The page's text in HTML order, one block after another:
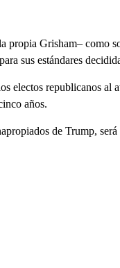
propia Grisham– como
sus estándares
electos republicanos al
años.
de Trump,